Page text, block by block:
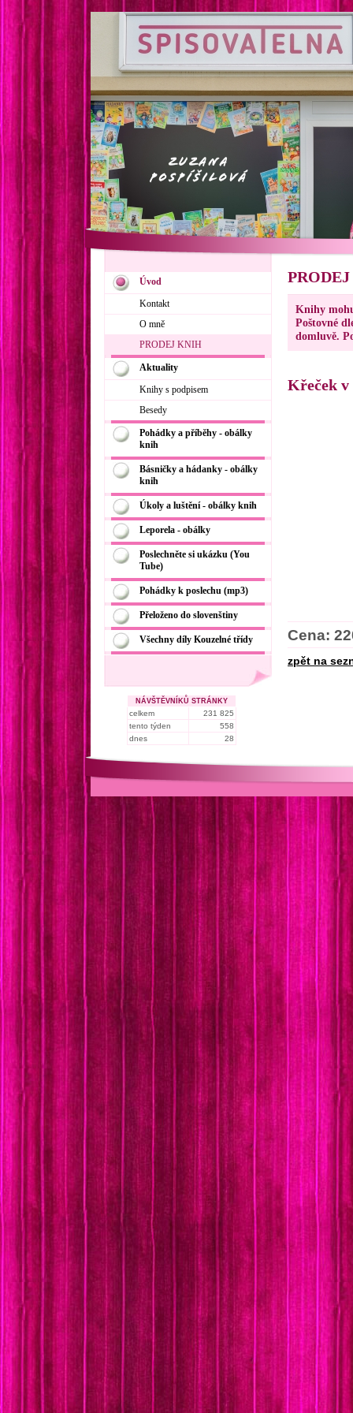
Knihy
Poštovné
domluvě.
Křeček
Cena:
zpět na
Úvod
Kontakt
O mně
PRODEJ KNIH
Aktuality
Knihy s podpisem
Besedy
Pohádky a příběhy - obálky
knih
Básničky a hádanky - obálky
knih
Úkoly a luštění - obálky knih
Leporela - obálky
Poslechněte si ukázku (You
Tube)
Pohádky k poslechu (mp3)
Přeloženo do slovenštiny
Všechny díly Kouzelné třídy
NÁVŠTĚVNÍKŮ STRÁNKY
celkem
231 825
tento týden
558
dnes
28